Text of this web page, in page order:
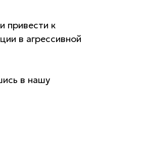
привести к
в агрессивной
в нашу